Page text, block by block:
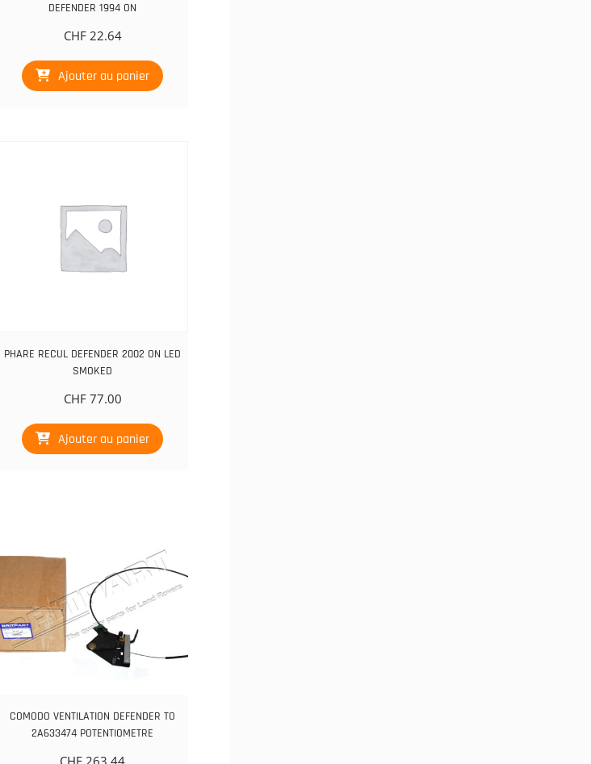
DEFENDER 1994 ON
CHF22.64
Ajouter au panier
PHARE RECUL DEFENDER 2002 ON LED
SMOKED
CHF77.00
Ajouter au panier
COMODO VENTILATION DEFENDER TO
2A633474 POTENTIOMETRE